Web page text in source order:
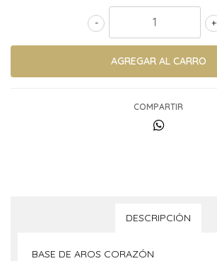
+
-
COMPARTIR
DESCRIPCIÓN
BASE DE AROS CORAZÓN